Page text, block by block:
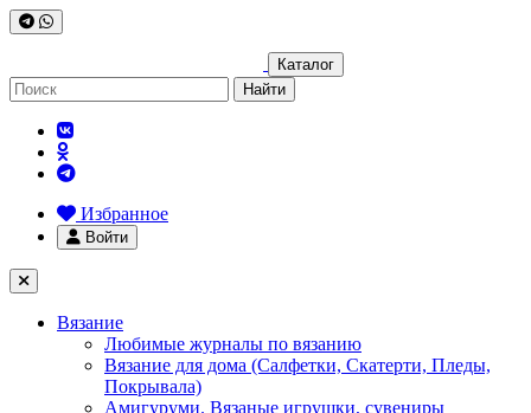
Каталог
Найти
Избранное
Войти
Вязание
Любимые журналы по вязанию
Вязание для дома (Салфетки, Скатерти, Пледы,
Покрывала)
Амигуруми. Вязаные игрушки, сувениры